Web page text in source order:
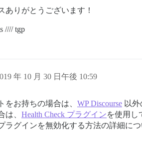
ありがとうございます！
//// tgp
年 10 月 30 日午後 10:59
をお持ちの場合は、 WP Discourse 以
は、 Health Check プラグインを使用し
ラグインを無効化する方法の詳細に